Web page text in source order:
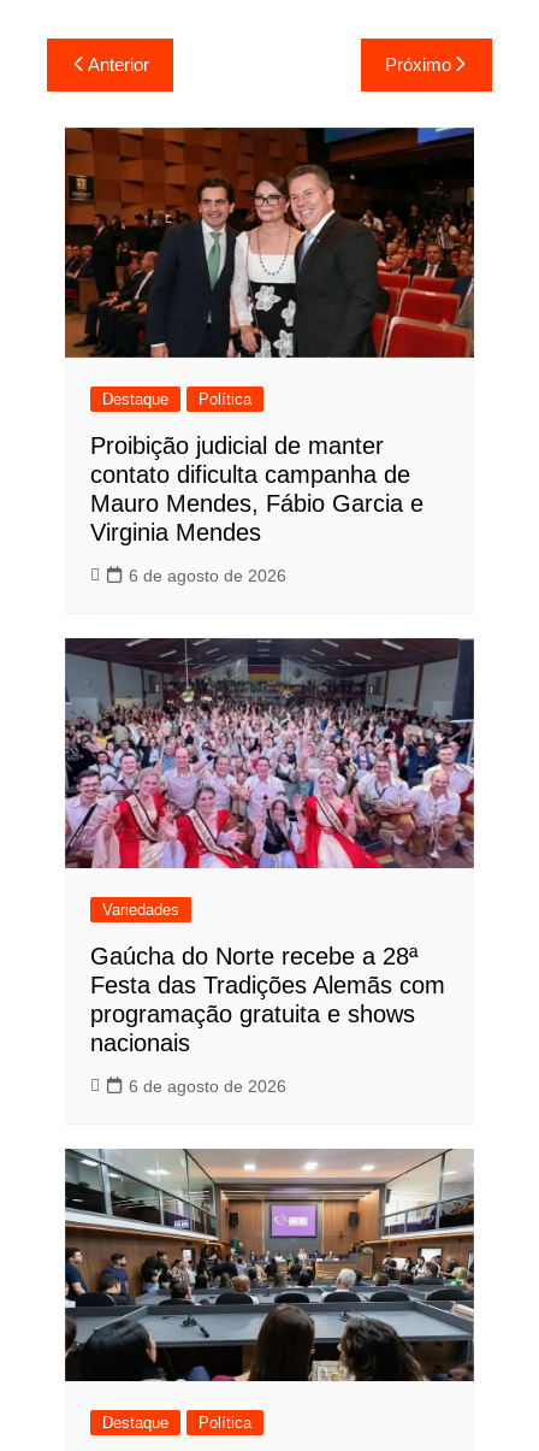
Navegação
de
Post
Anterior Próximo
Destaque Política
Proibição judicial de manter
contato dificulta campanha de
Mauro Mendes, Fábio Garcia e
Virginia Mendes
6 de agosto de 2026
Variedades
Gaúcha do Norte recebe a 28ª
Festa das Tradições Alemãs com
programação gratuita e shows
nacionais
6 de agosto de 2026
Destaque Política